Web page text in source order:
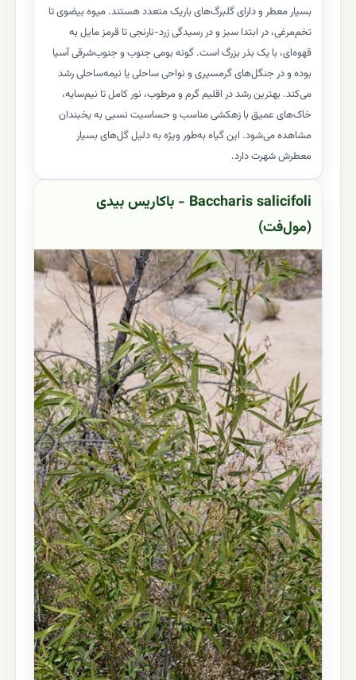
بسیار معطر و دارای گلبرگ‌های باریک متعدد هستند. میوه بیضوی تا
تخم‌مرغی، در ابتدا سبز و در رسیدگی زرد-نارنجی تا قرمز مایل به
قهوه‌ای، با یک بذر بزرگ است. گونه بومی جنوب و جنوب‌شرقی آسیا
بوده و در جنگل‌های گرمسیری و نواحی ساحلی یا نیمه‌ساحلی رشد
می‌کند. بهترین رشد در اقلیم گرم و مرطوب، نور کامل تا نیم‌سایه،
خاک‌های عمیق با زهکشی مناسب و حساسیت نسبی به یخبندان
مشاهده می‌شود. این گیاه به‌طور ویژه به دلیل گل‌های بسیار
معطرش شهرت دارد.
Baccharis salicifoli - باکاریس بیدی
(مول‌فت)